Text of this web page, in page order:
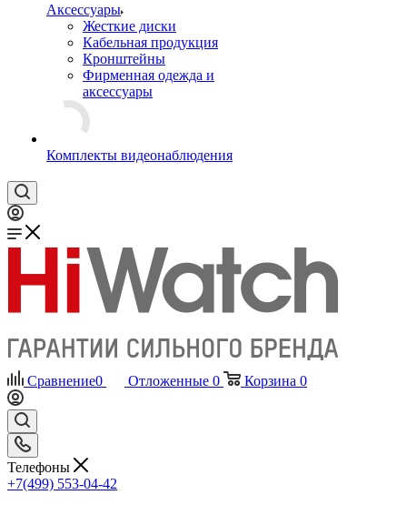
Аксессуары
Жесткие диски
Кабельная продукция
Кронштейны
Фирменная одежда и
аксессуары
Комплекты видеонаблюдения
Сравнение0 Отложенные 0 Корзина 0
Телефоны
+7(499) 553-04-42